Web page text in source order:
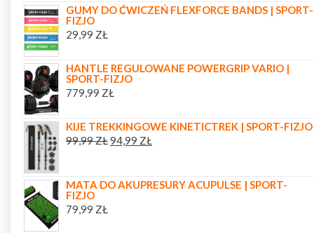
GUMY DO ĆWICZEŃ FLEXFORCE BANDS | SPORT-
FIZJO
29,99 ZŁ
HANTLE REGULOWANE POWERGRIP VARIO |
SPORT-FIZJO
779,99 ZŁ
KIJE TREKKINGOWE KINETICTREK | SPORT-FIZJO
99,99ZŁ94,99 ZŁ
MATA DO AKUPRESURY ACUPULSE | SPORT-
FIZJO
79,99 ZŁ